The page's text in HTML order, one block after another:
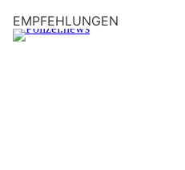
EMPFEHLUNGEN